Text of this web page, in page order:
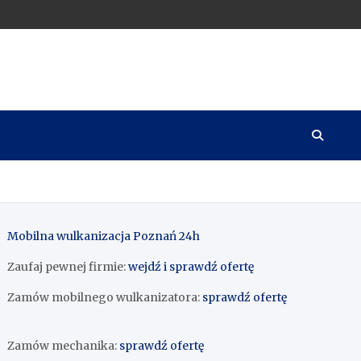
Mobilna wulkanizacja Poznań 24h
Zaufaj pewnej firmie:wejdź i sprawdź ofertę
Zamów mobilnego wulkanizatora: sprawdź ofertę
Zamów mechanika: sprawdź ofertę